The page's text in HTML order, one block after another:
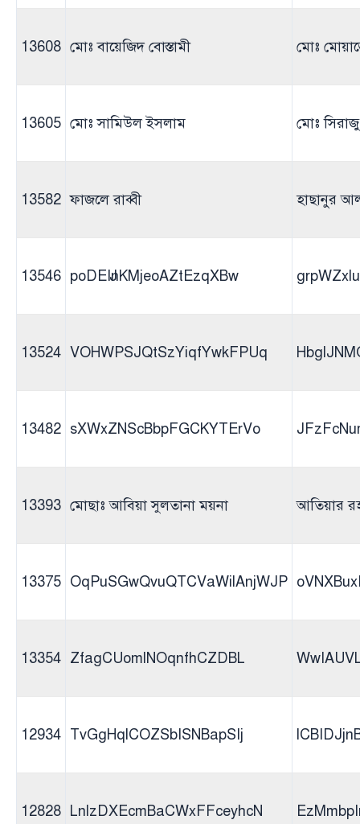
13608 মোঃ বায়েজিদ বোস্তামী মোঃ
13605 মোঃ সামিউল ইসলাম মোঃ
13582 ফাজলে রাব্বী হাছানুর
13546 poDEIJnKMjeoAZtEzqXBw
13524 VOHWPSJQtSzYiqfYwkFPUq
13482 sXWxZNScBbpFGCKYTErVo
13393 মোছাঃ আবিয়া সুলতানা ময়না আতিয়ার
13375 OqPuSGwQvuQTCVaWilAnjWJP
13354 ZfagCUomlNOqnfhCZDBL
12934 TvGgHqlCOZSbISNBapSIj
12828 LnlzDXEcmBaCWxFFceyhcN